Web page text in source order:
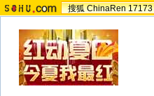
搜狐 ChinaRen 17173